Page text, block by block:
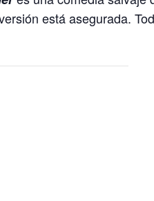
está asegurada.